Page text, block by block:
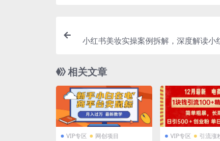
小红书美妆实操案例拆解，深度解读小
相关文章
VIP专区 网创项目 VIP专区 引流涨